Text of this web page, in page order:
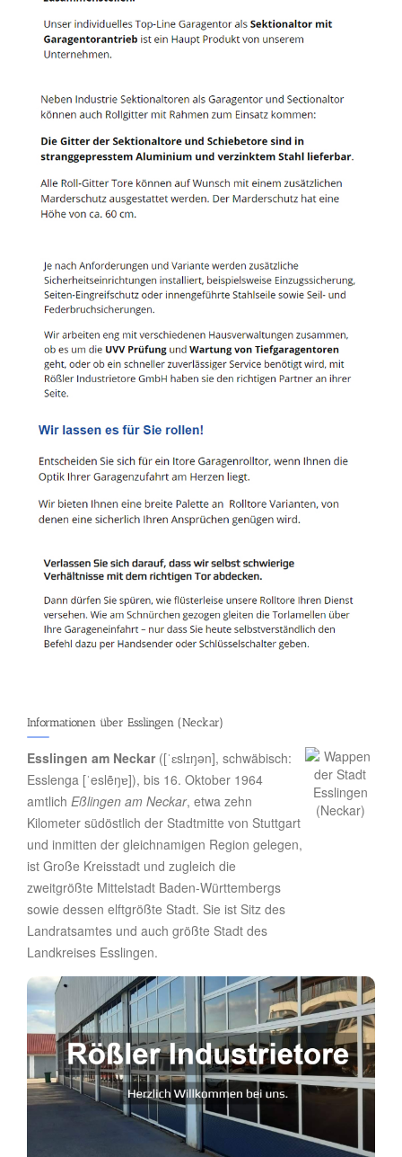
Informationen über Esslingen (Neckar)
Esslingen am Neckar([ˈɛslɪŋən], schwäbisch:
Esslenga [ˈeslẽŋɐ]), bis 16. Oktober 1964
amtlich Eßlingen am Neckar, etwa zehn
Kilometer südöstlich der Stadtmitte von Stuttgart
und inmitten der gleichnamigen Region gelegen,
ist Große Kreisstadt und zugleich die
zweitgrößte Mittelstadt Baden-Württembergs
sowie dessen elftgrößte Stadt. Sie ist Sitz des
Landratsamtes und auch größte Stadt des
Landkreises Esslingen.